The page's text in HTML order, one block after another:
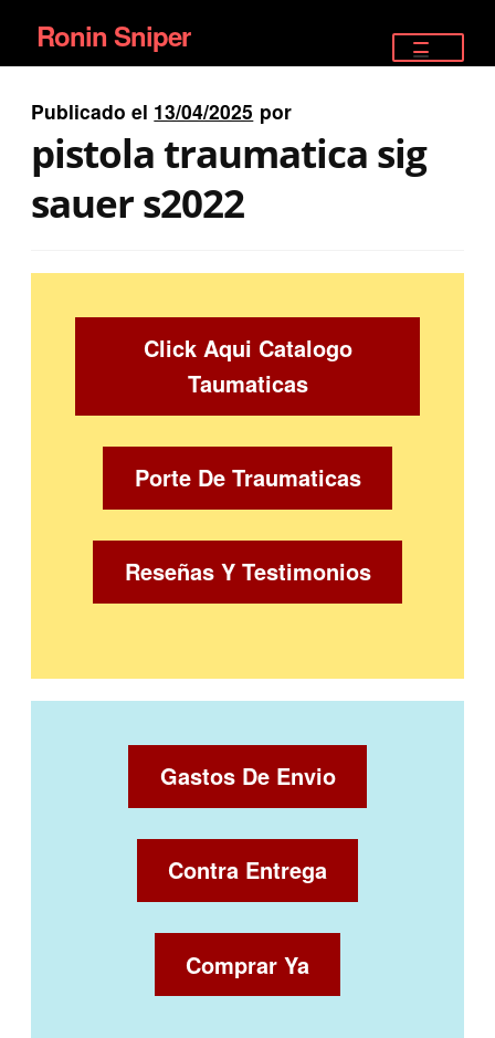
Ir
a
la
navegación
Ir
al
contenido
Ronin Sniper
EQUIPAMIENTO ÉLITE
Publicado el 13/04/2025 por
pistola traumatica sig
sauer s2022
Click Aqui Catalogo
Taumaticas
Porte De Traumaticas
Reseñas Y Testimonios
Gastos De Envio
Contra Entrega
Comprar Ya